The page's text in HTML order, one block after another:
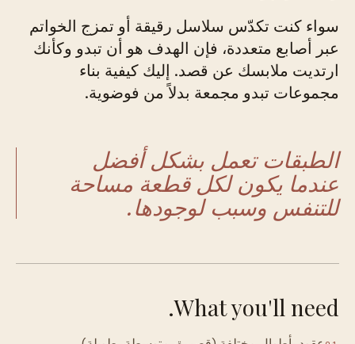
سواء كنت تكدّس سلاسل رقيقة أو تمزج الخواتم
عبر أصابع متعددة، فإن الهدف هو أن تبدو وكأنك
ارتديت ملابسك عن قصد. إليك كيفية بناء
مجموعات تبدو مجمعة بدلاً من فوضوية.
الطبقات تعمل بشكل أفضل
عندما يكون لكل قطعة مساحة
للتنفس وسبب لوجودها.
What you'll need.